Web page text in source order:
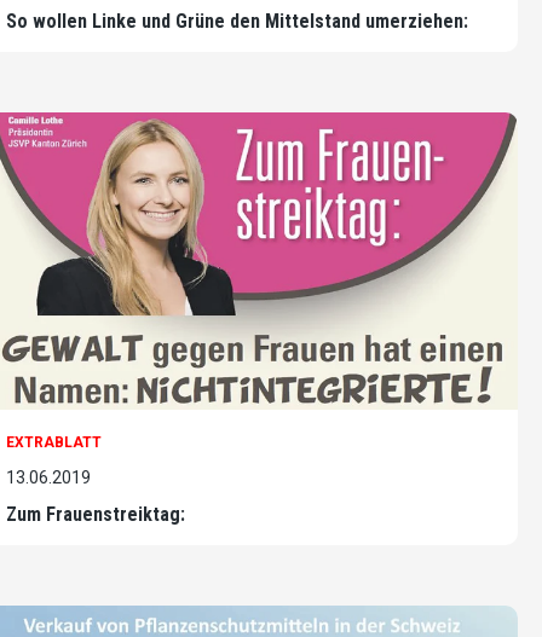
So wollen Linke und Grüne den Mittelstand umerziehen:
EXTRABLATT
13.06.2019
Zum Frauenstreiktag: